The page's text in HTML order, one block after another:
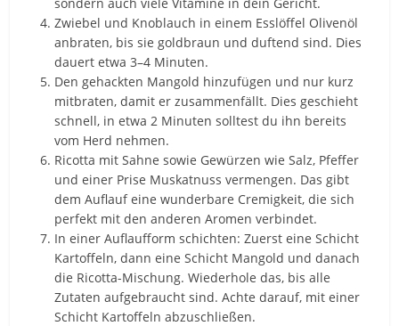
Zwiebel und Knoblauch in einem Esslöffel Olivenöl
anbraten, bis sie goldbraun und duftend sind. Dies
dauert etwa 3–4 Minuten.
Den gehackten Mangold hinzufügen und nur kurz
mitbraten, damit er zusammenfällt. Dies geschieht
schnell, in etwa 2 Minuten solltest du ihn bereits
vom Herd nehmen.
Ricotta mit Sahne sowie Gewürzen wie Salz, Pfeffer
und einer Prise Muskatnuss vermengen. Das gibt
dem Auflauf eine wunderbare Cremigkeit, die sich
perfekt mit den anderen Aromen verbindet.
In einer Auflaufform schichten: Zuerst eine Schicht
Kartoffeln, dann eine Schicht Mangold und danach
die Ricotta-Mischung. Wiederhole das, bis alle
Zutaten aufgebraucht sind. Achte darauf, mit einer
Schicht Kartoffeln abzuschließen.